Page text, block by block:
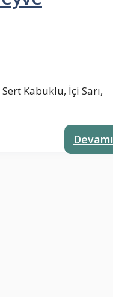
Kabuklu, İçi Sarı,
Devamı